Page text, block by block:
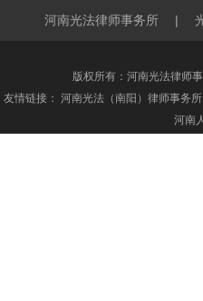
河南光法律师事务所 |
版权所有：河南光法律师
友情链接： 河南光法（南阳）律师事务所
河南